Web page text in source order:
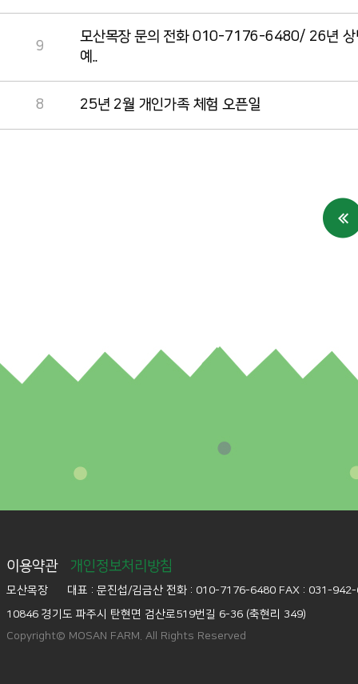
9
모산목장 문의 전화 010-7176-6480/ 26년 상
예..
8 25년 2월 개인가족 체험 오픈일
이용약관 개인정보처리방침
모산목장 대표 : 문진섭/김금산 전화 : 010-7176-6480 FAX : 031-
10846 경기도 파주시 탄현면 검산로519번길 6-36 (축현리 349)
Copyright© MOSAN FARM. All Rights Reserved